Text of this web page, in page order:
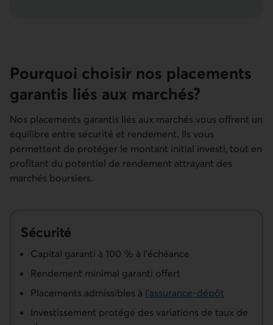
Pourquoi choisir nos placements
garantis liés aux marchés?
Nos placements garantis liés aux marchés vous offrent un
équilibre entre sécurité et rendement. Ils vous
permettent de protéger le montant initial investi, tout en
profitant du potentiel de rendement attrayant des
marchés boursiers.
Sécurité
Capital garanti à 100 % à l’échéance
Rendement minimal garanti offert
Placements admissibles à l’assurance-dépôt
Investissement protégé des variations de taux de